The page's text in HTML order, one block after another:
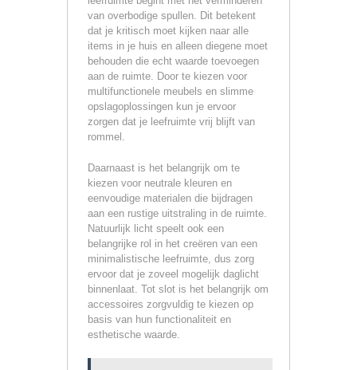
van overbodige spullen. Dit betekent
dat je kritisch moet kijken naar alle
items in je huis en alleen diegene moet
behouden die echt waarde toevoegen
aan de ruimte. Door te kiezen voor
multifunctionele meubels en slimme
opslagoplossingen kun je ervoor
zorgen dat je leefruimte vrij blijft van
rommel.
Daarnaast is het belangrijk om te
kiezen voor neutrale kleuren en
eenvoudige materialen die bijdragen
aan een rustige uitstraling in de ruimte.
Natuurlijk licht speelt ook een
belangrijke rol in het creëren van een
minimalistische leefruimte, dus zorg
ervoor dat je zoveel mogelijk daglicht
binnenlaat. Tot slot is het belangrijk om
accessoires zorgvuldig te kiezen op
basis van hun functionaliteit en
esthetische waarde.